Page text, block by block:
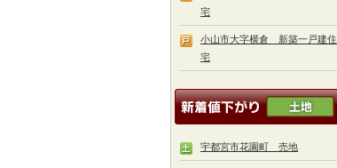
宅
小山市大字横倉 新築一戸建住
宅
宇都宮市花園町 売地